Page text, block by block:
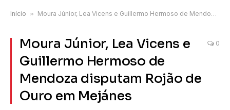
Início » Moura Júnior, Lea Vicens e Guillermo Hermoso de Mendoza disputam Rojão de Ouro em Mejánes
Moura Júnior, Lea Vicens e
Guillermo Hermoso de
Mendoza disputam Rojão de
Ouro em Mejánes
0